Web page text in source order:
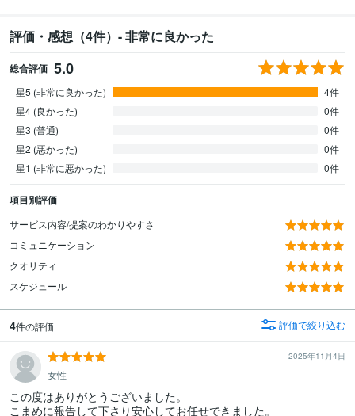
評価・感想（4件）- 非常に良かった
総合評価 5.0
星5 (非常に良かった)
4件
星4 (良かった)
0件
星3 (普通)
0件
星2 (悪かった)
0件
星1 (非常に悪かった)
0件
項目別評価
サービス内容/提案のわかりやすさ
コミュニケーション
クオリティ
スケジュール
4件の評価 評価で絞り込む
2025年11月4日
女性
この度はありがとうございました。